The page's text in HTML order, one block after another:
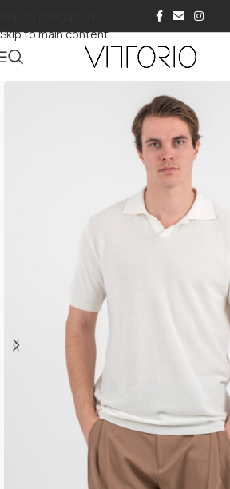
Skip to main content